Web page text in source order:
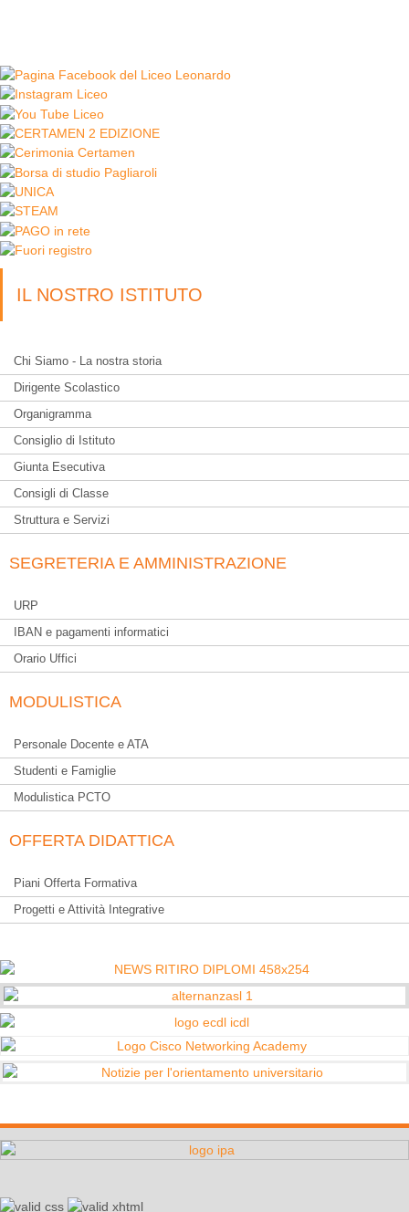
IL NOSTRO ISTITUTO
Chi Siamo - La nostra storia
Dirigente Scolastico
Organigramma
Consiglio di Istituto
Giunta Esecutiva
Consigli di Classe
Struttura e Servizi
SEGRETERIA E AMMINISTRAZIONE
URP
IBAN e pagamenti informatici
Orario Uffici
MODULISTICA
Personale Docente e ATA
Studenti e Famiglie
Modulistica PCTO
OFFERTA DIDATTICA
Piani Offerta Formativa
Progetti e Attività Integrative